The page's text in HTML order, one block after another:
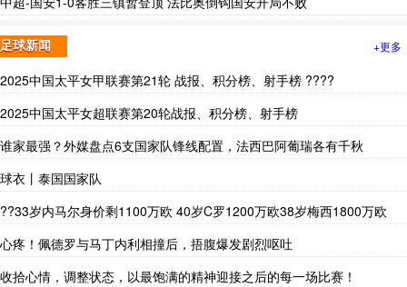
足球新闻 +更多
2025中国太平女甲联赛第21轮 战报、积分榜、射手榜 ????
2025中国太平女超联赛第20轮战报、积分榜、射手榜
谁家最强？外媒盘点6支国家队锋线配置，法西巴阿葡瑞各有千秋
球衣丨泰国国家队
??33岁内马尔身价剩1100万欧 40岁C罗1200万欧38岁梅西1800万欧
心疼！佩德罗与马丁内利相撞后，捂腹爆发剧烈呕吐
收拾心情，调整状态，以最饱满的精神迎接之后的每一场比赛！